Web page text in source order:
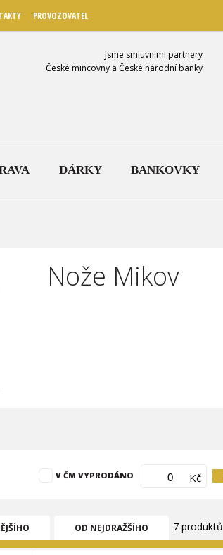
PROVOZOVATEL
Jsme smluvními partnery
České mincovny a České národní banky
DÁRKY BANKOVKY
Nože Mikov
V ČM VYPRODÁNO Kč
OD NEJDRAŽŠÍHO 7 produktů